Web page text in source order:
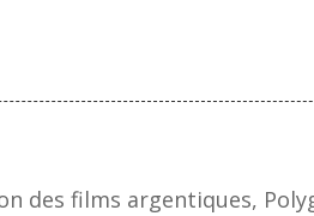
des films argentiques,